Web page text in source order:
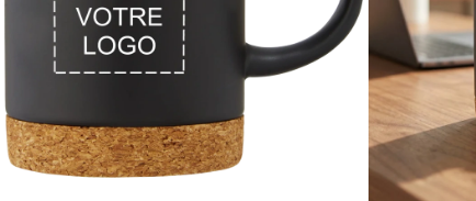
zoomer
et
les
touches
pour
faire
défiler